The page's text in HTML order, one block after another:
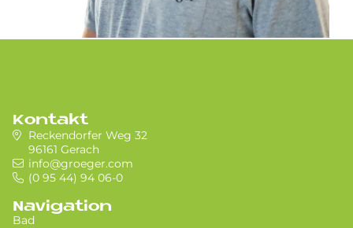
Kontakt
Reckendorfer Weg 32
96161 Gerach
info@groeger.com
(0 95 44) 94 06-0
Navigation
Bad